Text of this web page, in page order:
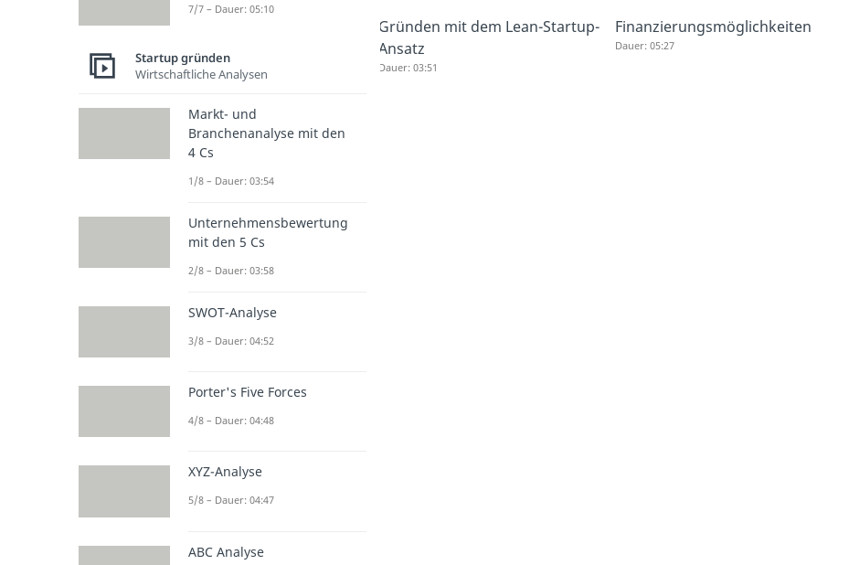
Gründen mit dem Lean-Startup-
Ansatz
Dauer: 03:51
Finanzierungsmöglichkeiten
Dauer: 05:27
7/7 – Dauer: 05:10
Startup gründen
Wirtschaftliche Analysen
Markt- und
Branchenanalyse mit den
4 Cs
1/8 – Dauer: 03:54
Unternehmensbewertung
mit den 5 Cs
2/8 – Dauer: 03:58
SWOT-Analyse
3/8 – Dauer: 04:52
Porter's Five Forces
4/8 – Dauer: 04:48
XYZ-Analyse
5/8 – Dauer: 04:47
ABC Analyse